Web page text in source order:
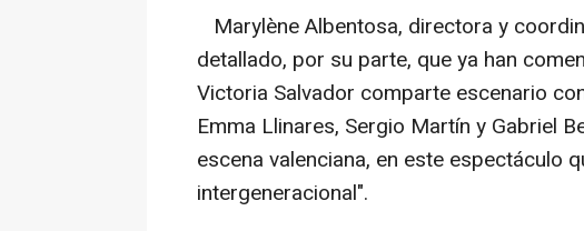
Marylène Albentosa, directora y
detallado, por su parte, que ya han
Victoria Salvador comparte escenario
Emma Llinares, Sergio Martín y Gabriel
escena valenciana, en este espectáculo
intergeneracional".